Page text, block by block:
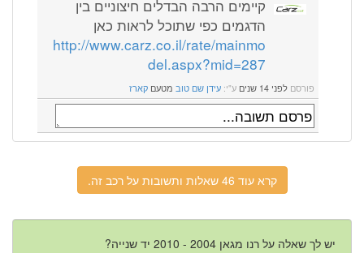
קיימים הרבה הבדלים חיצוניים בין
הדגמים כפי שתוכל לראות כאן
http://www.carz.co.il/rate/mainmo
del.aspx?mid=287
פורסם לפני 14 שנים ע"י: עידן שם טוב מטעם קארז
קרא עוד 46 שאלות ותשובות על רכב זה.
יש לך שאלה על רנו מגאן 2004 - 2010 יד שנייה?